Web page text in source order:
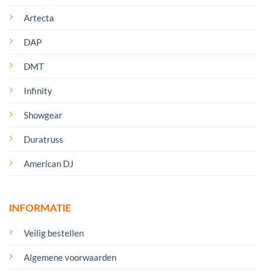
Artecta
DAP
DMT
Infinity
Showgear
Duratruss
American DJ
INFORMATIE
Veilig bestellen
Algemene voorwaarden